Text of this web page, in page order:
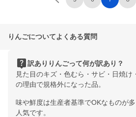
りんごについてよくある質問
live_help訳ありりんごって何が訳あり？
見た目のキズ・色むら・サビ・日焼け
の理由で規格外になった品。
味や鮮度は生産者基準でOKなものが
人気です。